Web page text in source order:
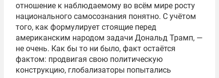
отношение к наблюдаемому во всём мире росту
национального самосознания понятно. С учётом
того, как формулирует стоящие перед
американским народом задачи Дональд Трамп, —
не очень. Как бы то ни было, факт остаётся
фактом: продвигая свою политическую
конструкцию, глобализаторы попытались